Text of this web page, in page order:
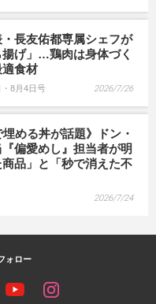
長友佑都専属シェフが
げ」…鶏肉は身体づく
適食材
8月4日号 2026/7/26
埋める丼が話題》ドン・
偏愛めし』担当者が明
品」と「秒で消えた不
2026/7/24
ォロー